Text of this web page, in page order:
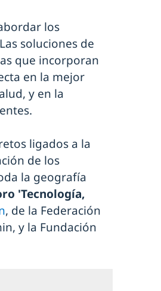
los
soluciones de
que incorporan
en la mejor
y en la
ligados a la
de los
la geografía
'Tecnología,
, de la Federación
y la Fundación